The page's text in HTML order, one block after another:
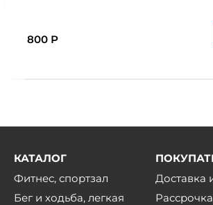
800 Р
КАТАЛОГ
Фитнес, спортзал
Бег и ходьба, легкая
Доставка
Рассрочка